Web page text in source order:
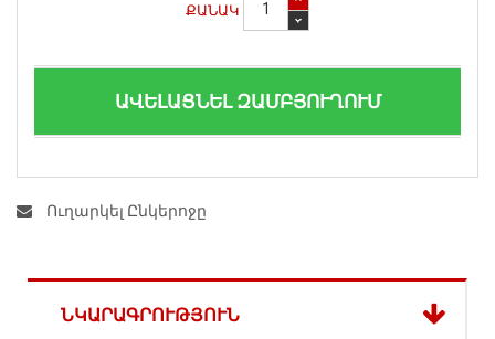
ՔԱՆԱԿ
ԱՎԵԼԱՑՆԵԼ ԶԱՄԲՅՈՒՂՈՒՄ
Ուղարկել Ընկերոջը
ՆԿԱՐԱԳՐՈՒԹՅՈՒՆ